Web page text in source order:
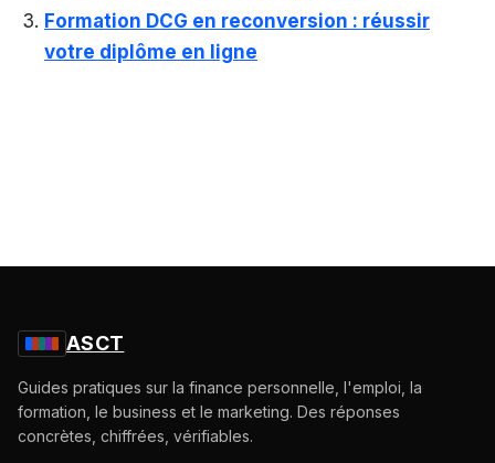
Formation DCG en reconversion : réussir
votre diplôme en ligne
ASCT
Guides pratiques sur la finance personnelle, l'emploi, la
formation, le business et le marketing. Des réponses
concrètes, chiffrées, vérifiables.